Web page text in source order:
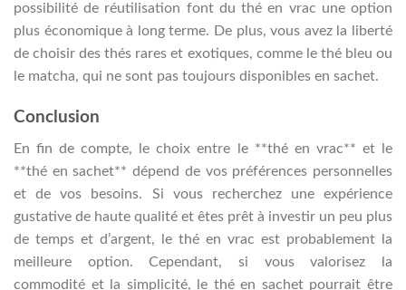
possibilité de réutilisation font du thé en vrac une option
plus économique à long terme. De plus, vous avez la liberté
de choisir des thés rares et exotiques, comme le thé bleu ou
le matcha, qui ne sont pas toujours disponibles en sachet.
Conclusion
En fin de compte, le choix entre le **thé en vrac** et le
**thé en sachet** dépend de vos préférences personnelles
et de vos besoins. Si vous recherchez une expérience
gustative de haute qualité et êtes prêt à investir un peu plus
de temps et d’argent, le thé en vrac est probablement la
meilleure option. Cependant, si vous valorisez la
commodité et la simplicité, le thé en sachet pourrait être